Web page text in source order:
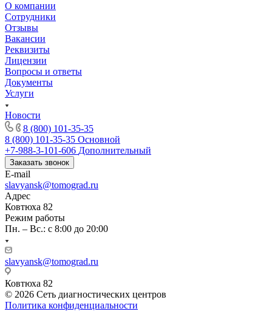
О компании
Сотрудники
Отзывы
Вакансии
Реквизиты
Лицензии
Вопросы и ответы
Документы
Услуги
Новости
8 (800) 101-35-35
8 (800) 101-35-35 Основной
+7-988-3-101-606 Дополнительный
Заказать звонок
E-mail
slavyansk@tomograd.ru
Адрес
Ковтюха 82
Режим работы
Пн. – Вс.: с 8:00 до 20:00
slavyansk@tomograd.ru
Ковтюха 82
© 2026 Сеть диагностических центров
Политика конфиденциальности